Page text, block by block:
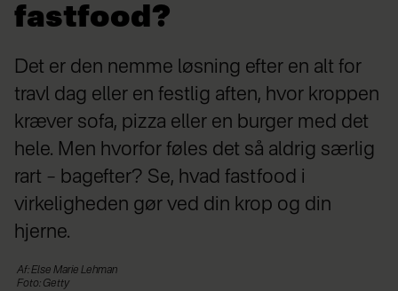
fastfood?
Det er den nemme løsning efter en alt for
travl dag eller en festlig aften, hvor kroppen
kræver sofa, pizza eller en burger med det
hele. Men hvorfor føles det så aldrig særlig
rart – bagefter? Se, hvad fastfood i
virkeligheden gør ved din krop og din
hjerne.
Af: Else Marie Lehman
Foto: Getty